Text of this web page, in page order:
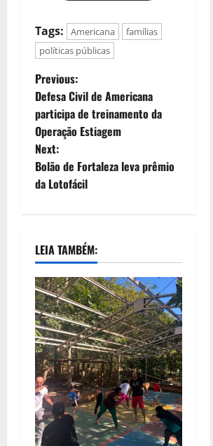
Tags: Americana
famílias
políticas públicas
Previous:
Defesa Civil de Americana
participa de treinamento da
Operação Estiagem
Next:
Bolão de Fortaleza leva prêmio
da Lotofácil
LEIA TAMBÉM: